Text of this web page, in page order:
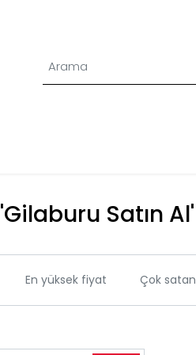
'Gilaburu Satın
En yüksek fiyat Çok